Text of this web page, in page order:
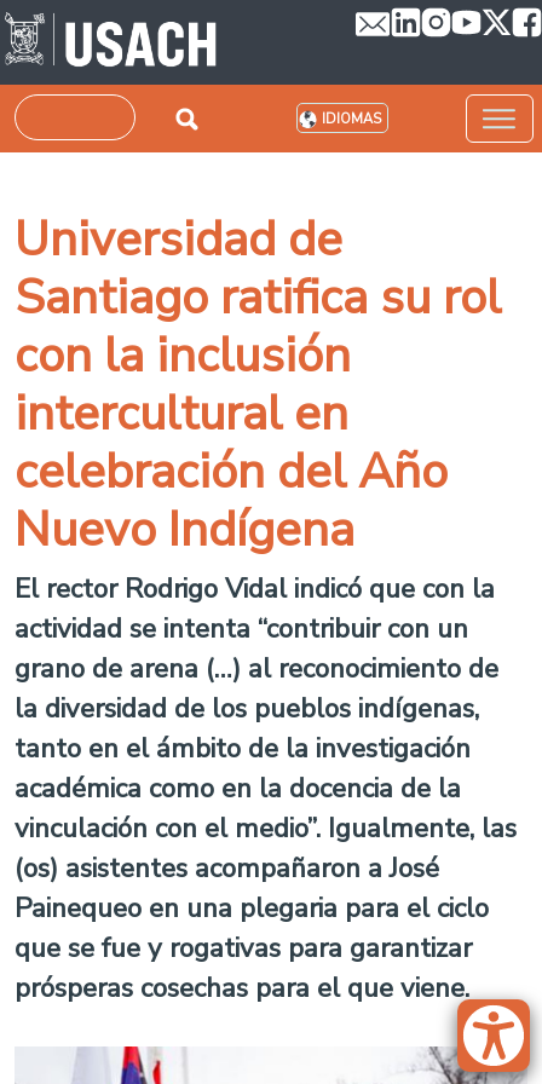
Pasar al contenido principal
Buscar IDIOMAS
Universidad de
Santiago ratifica su rol
con la inclusión
intercultural en
celebración del Año
Nuevo Indígena
El rector Rodrigo Vidal indicó que con la
actividad se intenta “contribuir con un
grano de arena (…) al reconocimiento de
la diversidad de los pueblos indígenas,
tanto en el ámbito de la investigación
académica como en la docencia de la
vinculación con el medio”. Igualmente, las
(os) asistentes acompañaron a José
Painequeo en una plegaria para el ciclo
que se fue y rogativas para garantizar
prósperas cosechas para el que viene.